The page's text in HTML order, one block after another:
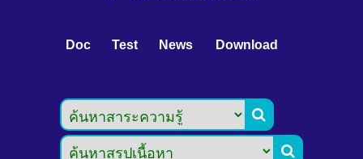
Doc Test News Download

